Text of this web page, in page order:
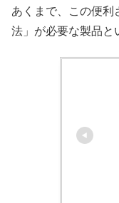
あくまで、この便利
法」が必要な製品と